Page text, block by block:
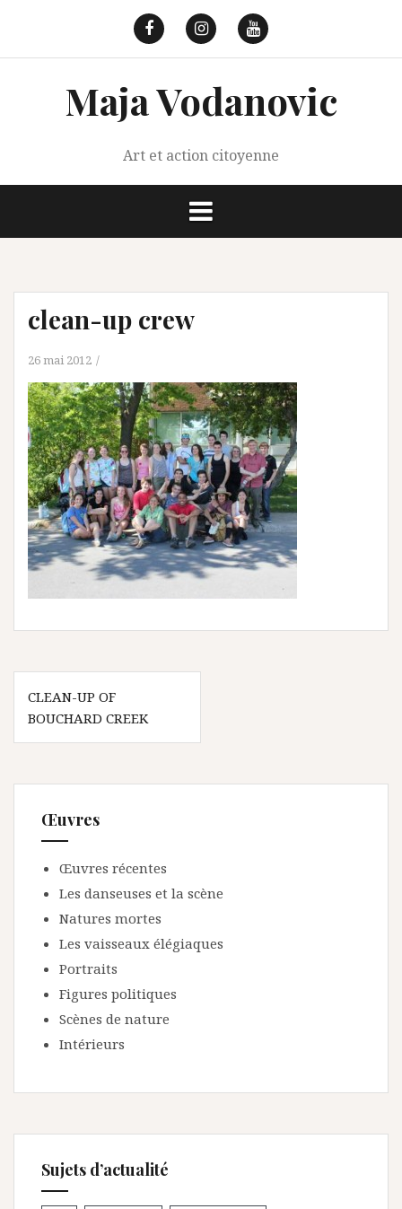
contenu
FacebookInstagramYoutube
Maja Vodanovic
Art et action citoyenne
clean-up crew
26 mai 2012
Navigation
de
l’article
CLEAN-UP OF
BOUCHARD CREEK
Œuvres
Œuvres récentes
Les danseuses et la scène
Natures mortes
Les vaisseaux élégiaques
Portraits
Figures politiques
Scènes de nature
Intérieurs
Sujets d’actualité